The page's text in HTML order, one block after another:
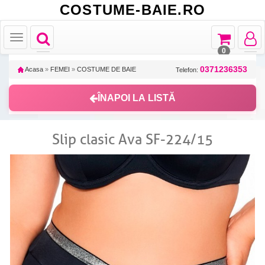
COSTUME-BAIE.RO
Toggle
navigation
Toggle
navigation
Toggle
Toggle
navigation
0
Acasa » FEMEI » COSTUME DE BAIE Telefon: 0371236353
ÎNAPOI LA LISTĂ
Slip clasic Ava SF-224/15